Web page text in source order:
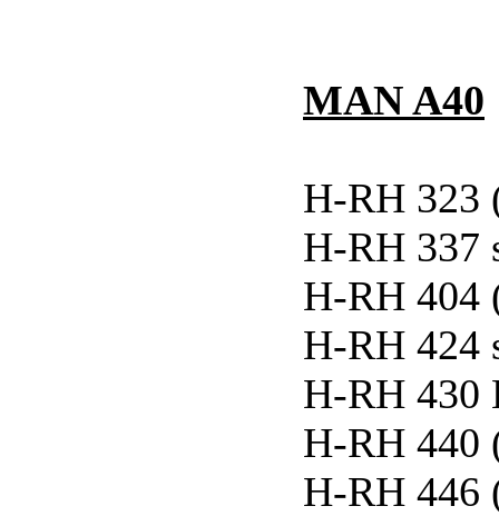
MAN A40
H-RH 323
H-RH 337
H-RH 404
H-RH 424
H-RH 430
H-RH 440
H-RH 446